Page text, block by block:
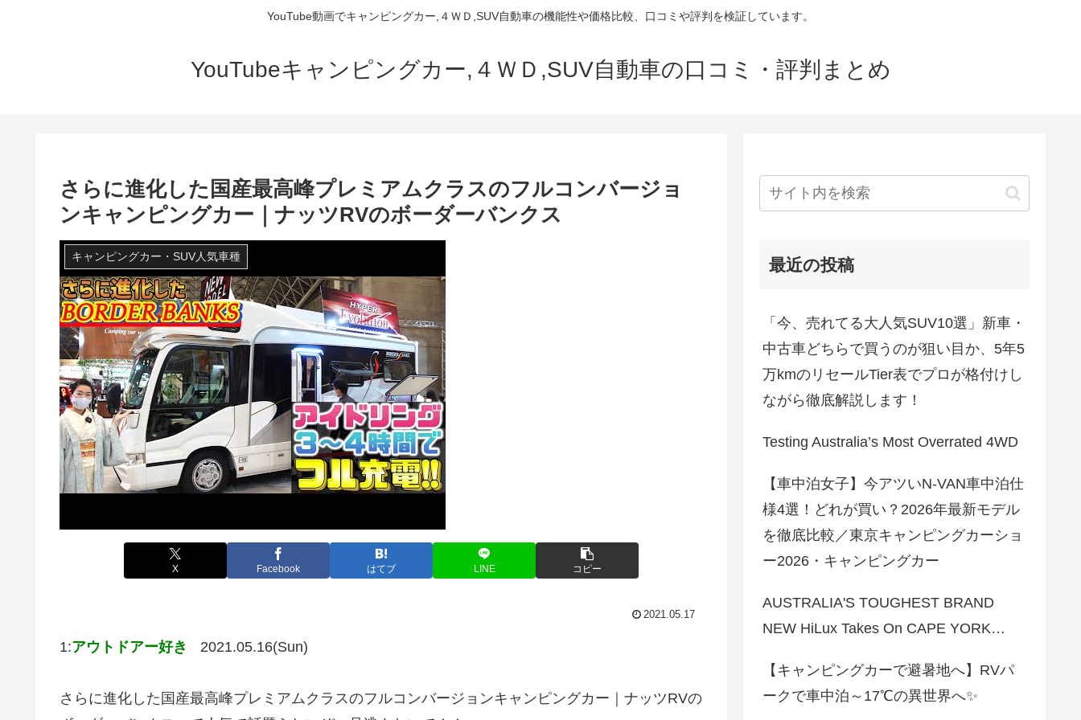
YouTube動画でキャンピングカー,４ＷＤ,SUV自動車の機能性や価格比較、口コミや評判を検証しています。
YouTubeキャンピングカー,４ＷＤ,SUV自動車の口コミ・評判まとめ
さらに進化した国産最高峰プレミアムクラスのフルコンバージョ
ンキャンピングカー｜ナッツRVのボーダーバンクス
キャンピングカー・SUV人気車種
X Facebook はてブ LINE コピー
2021.05.17
1:アウトドアー好き 2021.05.16(Sun)
さらに進化した国産最高峰プレミアムクラスのフルコンバージョンキャンピングカー｜ナッツRVの
最近の投稿
「今、売れてる大人気SUV10選」新車・
中古車どちらで買うのが狙い目か、5年5
万kmのリセールTier表でプロが格付けし
ながら徹底解説します！
Testing Australia’s Most Overrated 4WD
【車中泊女子】今アツいN-VAN車中泊仕
様4選！どれが買い？2026年最新モデル
を徹底比較／東京キャンピングカーショ
ー2026・キャンピングカー
AUSTRALIA'S TOUGHEST BRAND
NEW HiLux Takes On CAPE YORK…
【キャンピングカーで避暑地へ】RVパ
ークで車中泊～17℃の異世界へ✨